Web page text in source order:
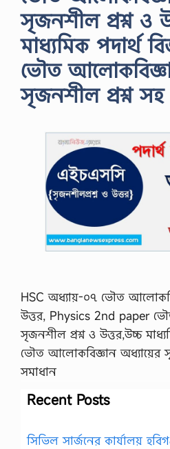
সৃজনশীল প্রশ্ন ও
মাধ্যমিক পদার্থ
ভৌত
সৃজনশীল প্রশ্ন
HSC অধ্যায়-০৭ ভৌত
উত্তর, Physics 2nd paper
সৃজনশীল প্রশ্ন ও উত্তর,উচ্চ
ভৌত আলোকবিজ্ঞান অধ্যায়ের
সমাধান
Recent Posts
সিভিল সার্জনের কার্যালয়